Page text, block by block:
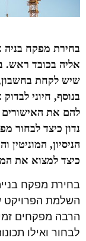
בחירת מפקח בניה
אליה בכובד ראש.
שיש לקחת בחשבון,
בנוסף, חיוני
להם את האישורים
נדון כיצד לבחור
הניסיון,
כיצד למצוא את
בחירת מפקח
השלמת הפרויקט
הרבה מפקחים
לבחור ואילו